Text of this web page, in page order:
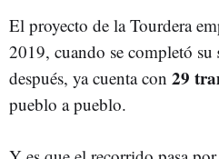
El proyecto de la Tourdera
2019, cuando se completó su
después, ya cuenta con 29
pueblo a pueblo.